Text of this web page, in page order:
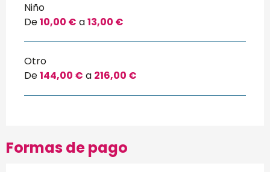
Niño
De10,00 € a13,00 €
Otro
De144,00 € a 216,00 €
Formas de pago